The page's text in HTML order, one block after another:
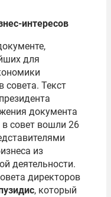
интересов
для
совета. Текст
документа
совет вошли 26
из
деятельности.
директоров
, который